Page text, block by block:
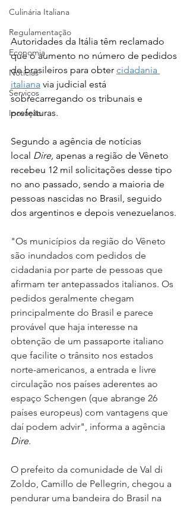
Culinária Italiana
Regulamentação
Economia
Notícias
Serviços
Inovação
Autoridades da Itália têm reclamado
que o aumento no número de pedidos
de brasileiros para obter cidadania
italiana via judicial está
sobrecarregando os tribunais e
prefeituras.
Segundo a agência de notícias
local Dire, apenas a região de Vêneto
recebeu 12 mil solicitações desse tipo
no ano passado, sendo a maioria de
pessoas nascidas no Brasil, seguido
dos argentinos e depois venezuelanos.
"Os municípios da região do Vêneto
são inundados com pedidos de
cidadania por parte de pessoas que
afirmam ter antepassados italianos. Os
pedidos geralmente chegam
principalmente do Brasil e parece
provável que haja interesse na
obtenção de um passaporte italiano
que facilite o trânsito nos estados
norte-americanos, a entrada e livre
circulação nos países aderentes ao
espaço Schengen (que abrange 26
países europeus) com vantagens que
daí podem advir", informa a agência
Dire.
O prefeito da comunidade de Val di
Zoldo, Camillo de Pellegrin, chegou a
pendurar uma bandeira do Brasil na